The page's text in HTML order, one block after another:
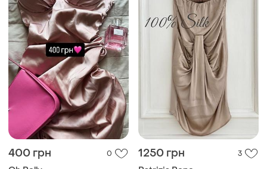
400 грн 0 1250 грн 3